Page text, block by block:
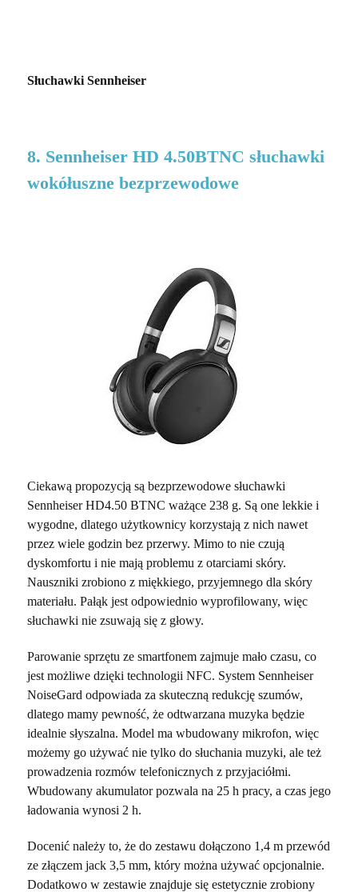
Słuchawki Sennheiser
8. Sennheiser HD 4.50BTNC słuchawki
wokółuszne bezprzewodowe
Ciekawą propozycją są bezprzewodowe słuchawki
Sennheiser HD4.50 BTNC ważące 238 g. Są one lekkie i
wygodne, dlatego użytkownicy korzystają z nich nawet
przez wiele godzin bez przerwy. Mimo to nie czują
dyskomfortu i nie mają problemu z otarciami skóry.
Nauszniki zrobiono z miękkiego, przyjemnego dla skóry
materiału. Pałąk jest odpowiednio wyprofilowany, więc
słuchawki nie zsuwają się z głowy.
Parowanie sprzętu ze smartfonem zajmuje mało czasu, co
jest możliwe dzięki technologii NFC. System Sennheiser
NoiseGard odpowiada za skuteczną redukcję szumów,
dlatego mamy pewność, że odtwarzana muzyka będzie
idealnie słyszalna. Model ma wbudowany mikrofon, więc
możemy go używać nie tylko do słuchania muzyki, ale też
prowadzenia rozmów telefonicznych z przyjaciółmi.
Wbudowany akumulator pozwala na 25 h pracy, a czas jego
ładowania wynosi 2 h.
Docenić należy to, że do zestawu dołączono 1,4 m przewód
ze złączem jack 3,5 mm, który można używać opcjonalnie.
Dodatkowo w zestawie znajduje się estetycznie zrobiony